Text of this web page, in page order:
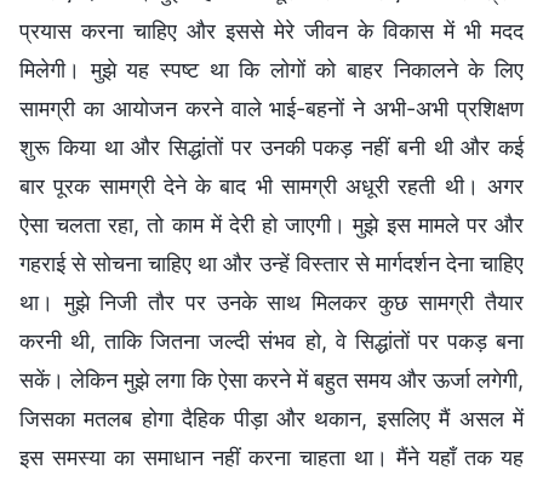
प्रयास करना चाहिए और इससे मेरे जीवन के विकास में भी मदद
मिलेगी। मुझे यह स्पष्ट था कि लोगों को बाहर निकालने के लिए
सामग्री का आयोजन करने वाले भाई-बहनों ने अभी-अभी प्रशिक्षण
शुरू किया था और सिद्धांतों पर उनकी पकड़ नहीं बनी थी और कई
बार पूरक सामग्री देने के बाद भी सामग्री अधूरी रहती थी। अगर
ऐसा चलता रहा, तो काम में देरी हो जाएगी। मुझे इस मामले पर और
गहराई से सोचना चाहिए था और उन्हें विस्तार से मार्गदर्शन देना चाहिए
था। मुझे निजी तौर पर उनके साथ मिलकर कुछ सामग्री तैयार
करनी थी, ताकि जितना जल्दी संभव हो, वे सिद्धांतों पर पकड़ बना
सकें। लेकिन मुझे लगा कि ऐसा करने में बहुत समय और ऊर्जा लगेगी,
जिसका मतलब होगा दैहिक पीड़ा और थकान, इसलिए मैं असल में
इस समस्या का समाधान नहीं करना चाहता था। मैंने यहाँ तक यह